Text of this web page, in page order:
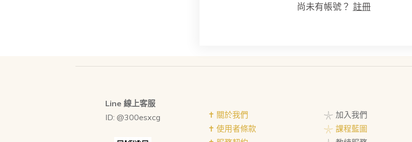
尚未有帳號？ 註冊
Line 線上客服
ID: @300esxcg
✝︎ 關於我們
✝︎ 使用者條款
𓇼 加入我們
𓇼 課程藍圖